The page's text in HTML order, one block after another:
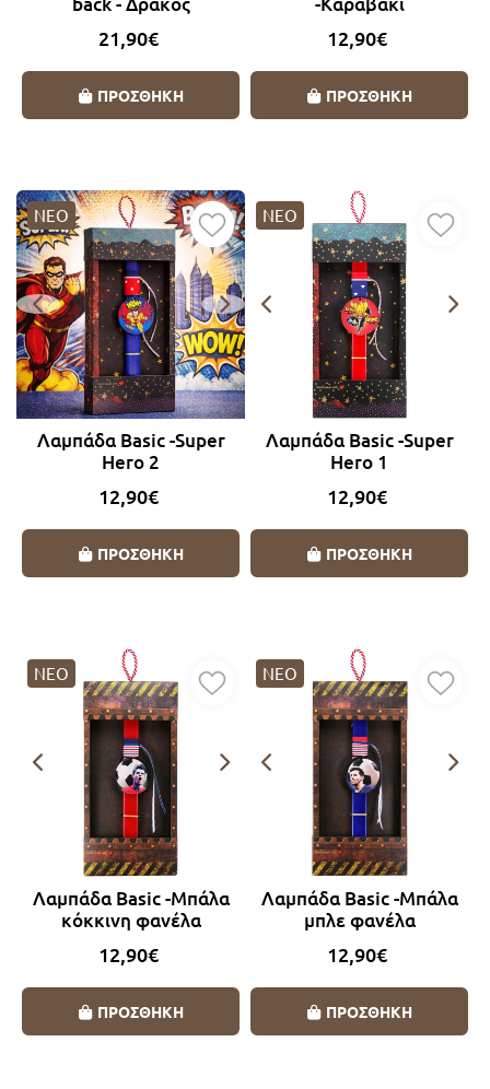
21,90€
ΠΡΟΣΘΗΚΗ
12,90€
ΠΡΟΣΘΗΚΗ
ΝΕΟ
Λαμπάδα Basic -Super
Hero 2
12,90€
ΠΡΟΣΘΗΚΗ
ΝΕΟ
Λαμπάδα Basic -Super
Hero 1
12,90€
ΠΡΟΣΘΗΚΗ
ΝΕΟ
Λαμπάδα Basic -Μπάλα
κόκκινη φανέλα
12,90€
ΠΡΟΣΘΗΚΗ
ΝΕΟ
Λαμπάδα Basic -Μπάλα
μπλε φανέλα
12,90€
ΠΡΟΣΘΗΚΗ